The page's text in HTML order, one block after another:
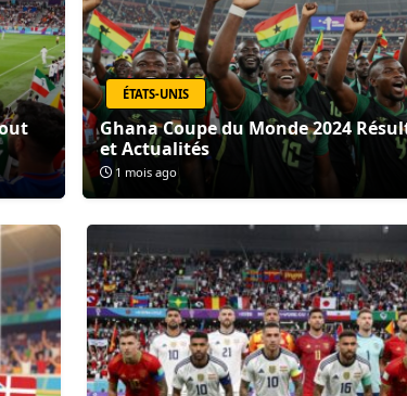
ÉTATS-UNIS
Ghana Coupe du Monde 2024
et Actualités
1 mois ago